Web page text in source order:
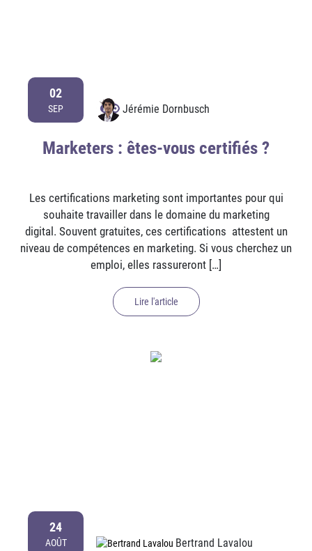
02
SEP Jérémie Dornbusch
Marketers : êtes-vous certifiés ?
Les certifications marketing sont importantes pour qui
souhaite travailler dans le domaine du marketing
digital. Souvent gratuites, ces certifications attestent un
niveau de compétences en marketing. Si vous cherchez un
emploi, elles rassureront […]
Lire l'article
24
AOÛT Bertrand Lavalou